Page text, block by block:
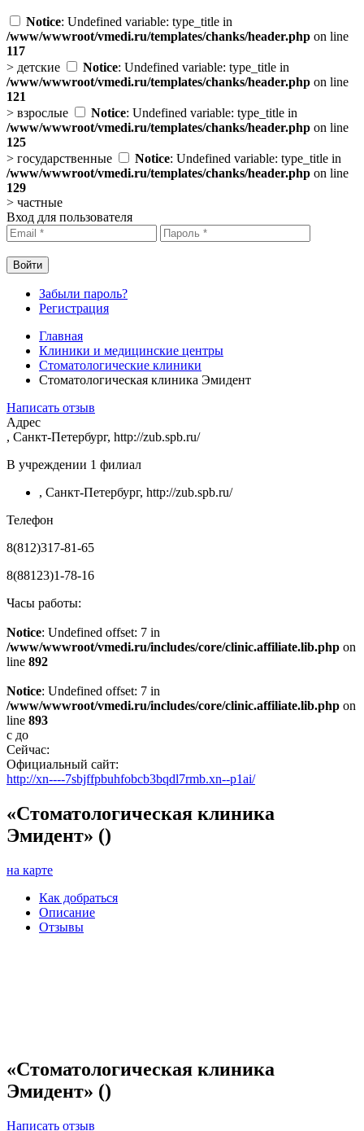
Notice: Undefined variable: type_title in
/www/wwwroot/vmedi.ru/templates/chanks/header.php on line
117
> детские Notice: Undefined variable: type_title in
/www/wwwroot/vmedi.ru/templates/chanks/header.php on line
121
> взрослые Notice: Undefined variable: type_title in
/www/wwwroot/vmedi.ru/templates/chanks/header.php on line
125
> государственные Notice: Undefined variable: type_title in
/www/wwwroot/vmedi.ru/templates/chanks/header.php on line
129
> частные
Вход для пользователя
Забыли пароль?
Регистрация
Главная
Клиники и медицинские центры
Стоматологические клиники
Стоматологическая клиника Эмидент
Написать отзыв
Адрес
, Санкт-Петербург, http://zub.spb.ru/
В учреждении 1 филиал
, Санкт-Петербург, http://zub.spb.ru/
Телефон
8(812)317-81-65
8(88123)1-78-16
Часы работы:
Notice: Undefined offset: 7 in
/www/wwwroot/vmedi.ru/includes/core/clinic.affiliate.lib.php on
line 892
Notice: Undefined offset: 7 in
/www/wwwroot/vmedi.ru/includes/core/clinic.affiliate.lib.php on
line 893
с до
Сейчас:
Официальный сайт:
http://xn----7sbjffpbuhfobcb3bqdl7rmb.xn--p1ai/
«Стоматологическая клиника
Эмидент» ()
на карте
Как добраться
Описание
Отзывы
«Стоматологическая клиника
Эмидент» ()
Написать отзыв